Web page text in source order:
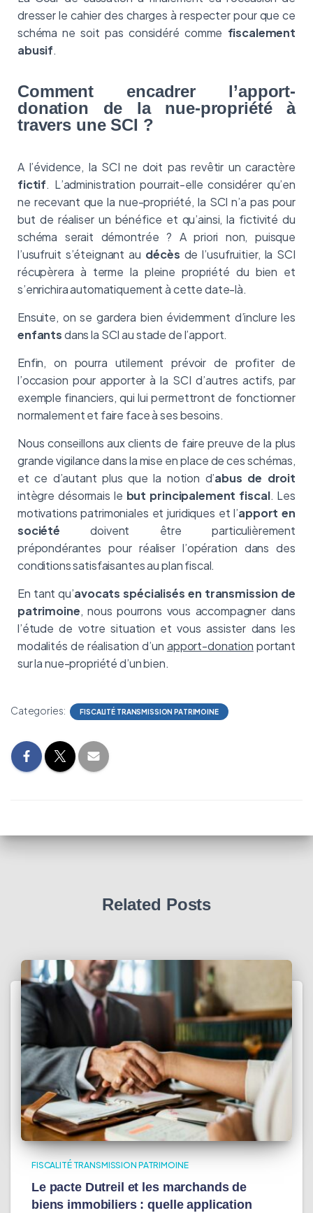
dresser le cahier des charges à respecter pour que ce
schéma ne soit pas considéré comme fiscalement
abusif.
Comment encadrer l’apport-
donation de la nue-propriété à
travers une SCI ?
A l’évidence, la SCI ne doit pas revêtir un caractère
fictif. L’administration pourrait-elle considérer qu’en
ne recevant que la nue-propriété, la SCI n’a pas pour
but de réaliser un bénéfice et qu’ainsi, la fictivité du
schéma serait démontrée ? A priori non, puisque
l’usufruit s’éteignant au décès de l’usufruitier, la SCI
récupèrera à terme la pleine propriété du bien et
s’enrichira automatiquement à cette date-là.
Ensuite, on se gardera bien évidemment d’inclure les
enfantsdans la SCI au stade de l’apport.
Enfin, on pourra utilement prévoir de profiter de
l’occasion pour apporter à la SCI d’autres actifs, par
exemple financiers, qui lui permettront de fonctionner
normalement et faire face à ses besoins.
Nous conseillons aux clients de faire preuve de la plus
grande vigilance dans la mise en place de ces schémas,
et ce d’autant plus que la notion d’abus de droit
intègre désormais le but principalement fiscal. Les
motivations patrimoniales et juridiques et l’apport en
société doivent être particulièrement
prépondérantes pour réaliser l’opération dans des
conditions satisfaisantes au plan fiscal.
En tant qu’avocats spécialisés en transmission de
patrimoine, nous pourrons vous accompagner dans
l’étude de votre situation et vous assister dans les
modalités de réalisation d’un apport-donation portant
sur la nue-propriété d’un bien.
Categories: FISCALITÉ TRANSMISSION PATRIMOINE
Related Posts
FISCALITÉ TRANSMISSION PATRIMOINE
Le pacte Dutreil et les marchands de
biens immobiliers : quelle application